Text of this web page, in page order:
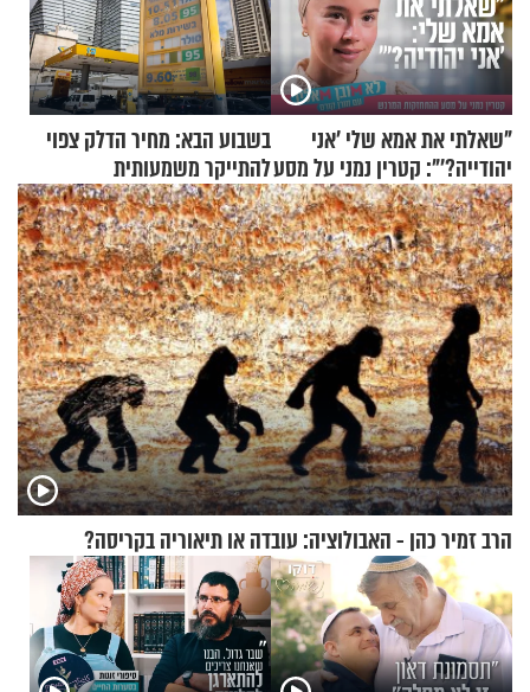
"שאלתי את אמא שלי 'אני
יהודייה?'": קטרין נמני על מסע
ההתחזקות המרגש
בשבוע הבא: מחיר הדלק צפוי
להתייקר משמעותית
הרב זמיר כהן - האבולוציה: עובדה או תיאוריה בקריסה?